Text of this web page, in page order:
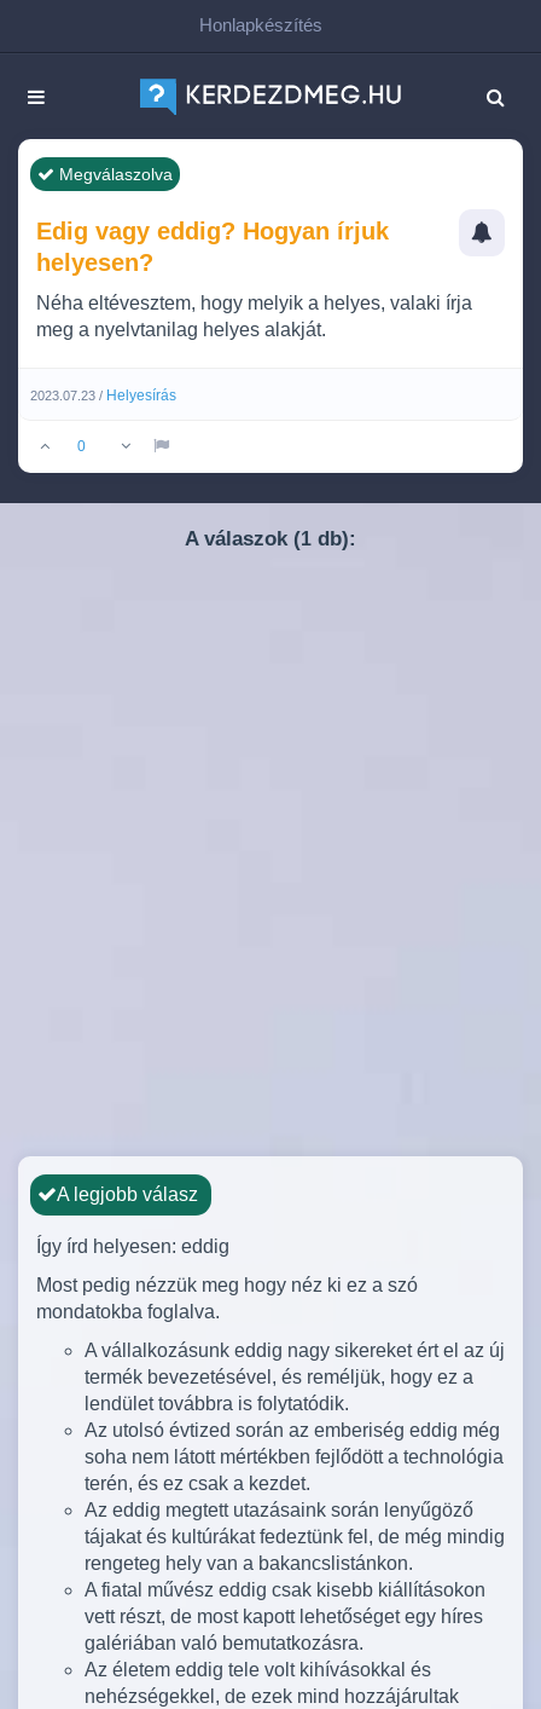
Honlapkészítés
Megválaszolva
Edig vagy eddig? Hogyan írjuk
helyesen?
Néha eltévesztem, hogy melyik a helyes, valaki írja
meg a nyelvtanilag helyes alakját.
2023.07.23 / Helyesírás
0
A válaszok (1 db):
A legjobb válasz
Így írd helyesen: eddig
Most pedig nézzük meg hogy néz ki ez a szó
mondatokba foglalva.
A vállalkozásunk eddig nagy sikereket ért el az új
termék bevezetésével, és reméljük, hogy ez a
lendület továbbra is folytatódik.
Az utolsó évtized során az emberiség eddig még
soha nem látott mértékben fejlődött a technológia
terén, és ez csak a kezdet.
Az eddig megtett utazásaink során lenyűgöző
tájakat és kultúrákat fedeztünk fel, de még mindig
rengeteg hely van a bakancslistánkon.
A fiatal művész eddig csak kisebb kiállításokon
vett részt, de most kapott lehetőséget egy híres
galériában való bemutatkozásra.
Az életem eddig tele volt kihívásokkal és
nehézségekkel, de ezek mind hozzájárultak